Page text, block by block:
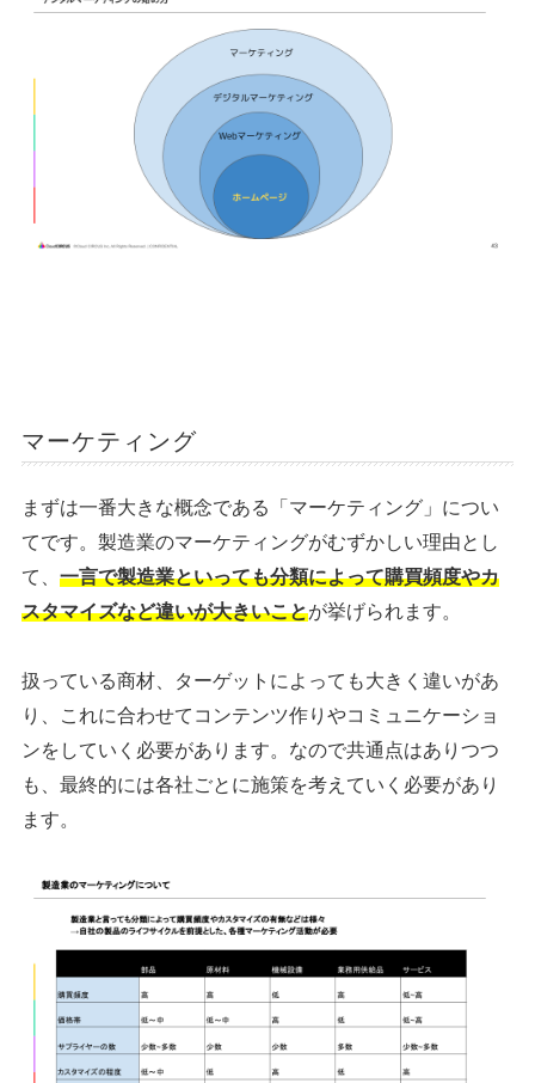
マーケティング
まずは一番大きな概念である「マーケティング」につい
てです。 製造業のマーケティングがむずかしい理由とし
て、 一言で製造業といっても分類によって購買頻度やカ
スタマイズなど違いが大きいことが挙げられます。
扱っている商材、ターゲットによっても大きく違いがあ
り、これに合わせてコンテンツ作りやコミュニケーショ
ンをしていく必要があります。なので共通点はありつつ
も、最終的には各社ごとに施策を考えていく必要があり
ます。